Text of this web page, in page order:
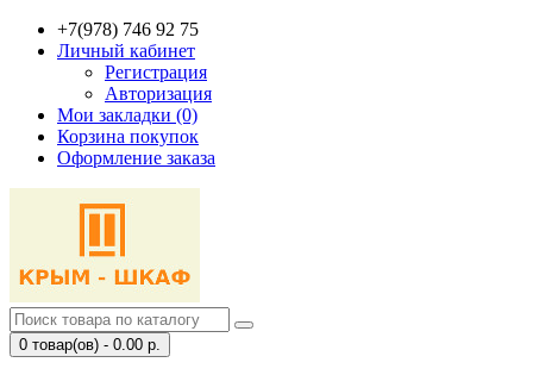
+7(978) 746 92 75
Личный кабинет
Регистрация
Авторизация
Мои закладки (0)
Корзина покупок
Оформление заказа
0 товар(ов) - 0.00 р.